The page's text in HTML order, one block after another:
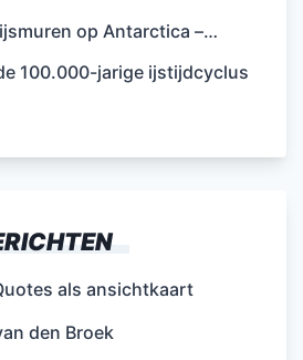
op Antarctica –…
100.000-jarige ijstijdcyclus
als ansichtkaart
den Broek